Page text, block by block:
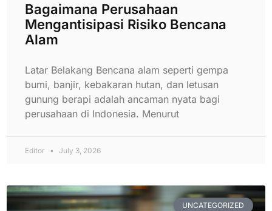
Bagaimana Perusahaan
Mengantisipasi Risiko Bencana
Alam
Latar Belakang Bencana alam seperti gempa
bumi, banjir, kebakaran hutan, dan letusan
gunung berapi adalah ancaman nyata bagi
perusahaan di Indonesia. Menurut
Editor July 3, 2026
UNCATEGORIZED